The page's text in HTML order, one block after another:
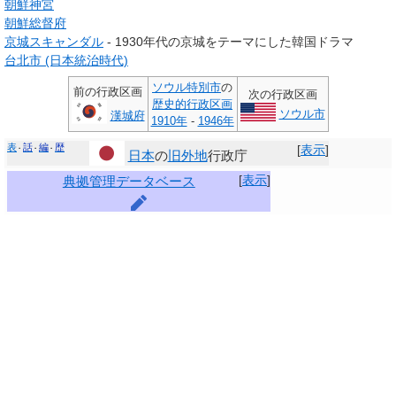
朝鮮神宮
朝鮮総督府
京城スキャンダル - 1930年代の京城をテーマにした韓国ドラマ
台北市 (日本統治時代)
前の行政区画
漢城府
ソウル特別市の
歴史的行政区画
1910年- 1946年
次の行政区画
ソウル市
[表示]
表 話 編 歴
日本の旧外地行政庁
[表示]
典拠管理データベース